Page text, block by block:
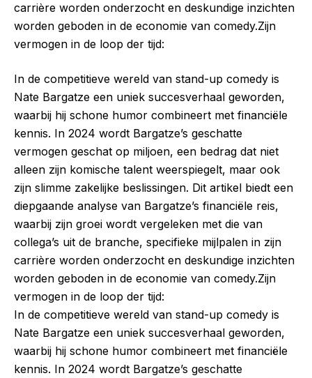
carrière worden onderzocht en deskundige inzichten
worden geboden in de economie van comedy.Zijn
vermogen in de loop der tijd:
In de competitieve wereld van stand-up comedy is
Nate Bargatze een uniek succesverhaal geworden,
waarbij hij schone humor combineert met financiële
kennis. In 2024 wordt Bargatze’s geschatte
vermogen geschat op miljoen, een bedrag dat niet
alleen zijn komische talent weerspiegelt, maar ook
zijn slimme zakelijke beslissingen. Dit artikel biedt een
diepgaande analyse van Bargatze’s financiële reis,
waarbij zijn groei wordt vergeleken met die van
collega’s uit de branche, specifieke mijlpalen in zijn
carrière worden onderzocht en deskundige inzichten
worden geboden in de economie van comedy.Zijn
vermogen in de loop der tijd:
In de competitieve wereld van stand-up comedy is
Nate Bargatze een uniek succesverhaal geworden,
waarbij hij schone humor combineert met financiële
kennis. In 2024 wordt Bargatze’s geschatte